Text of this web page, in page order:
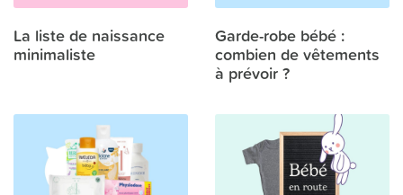
La liste de naissance
minimaliste
Garde-robe bébé :
combien de vêtements
à prévoir ?